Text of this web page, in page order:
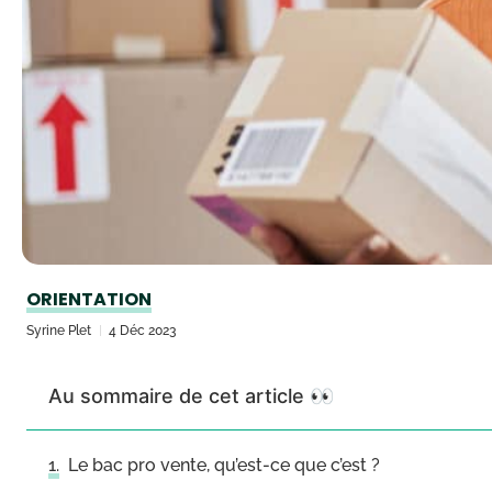
ORIENTATION
Syrine Plet 4 Déc 2023
Au sommaire de cet article 👀
Le bac pro vente, qu’est-ce que c’est ?